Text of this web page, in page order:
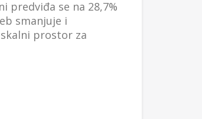
predviđa se na 28,7%
smanjuje i
prostor za